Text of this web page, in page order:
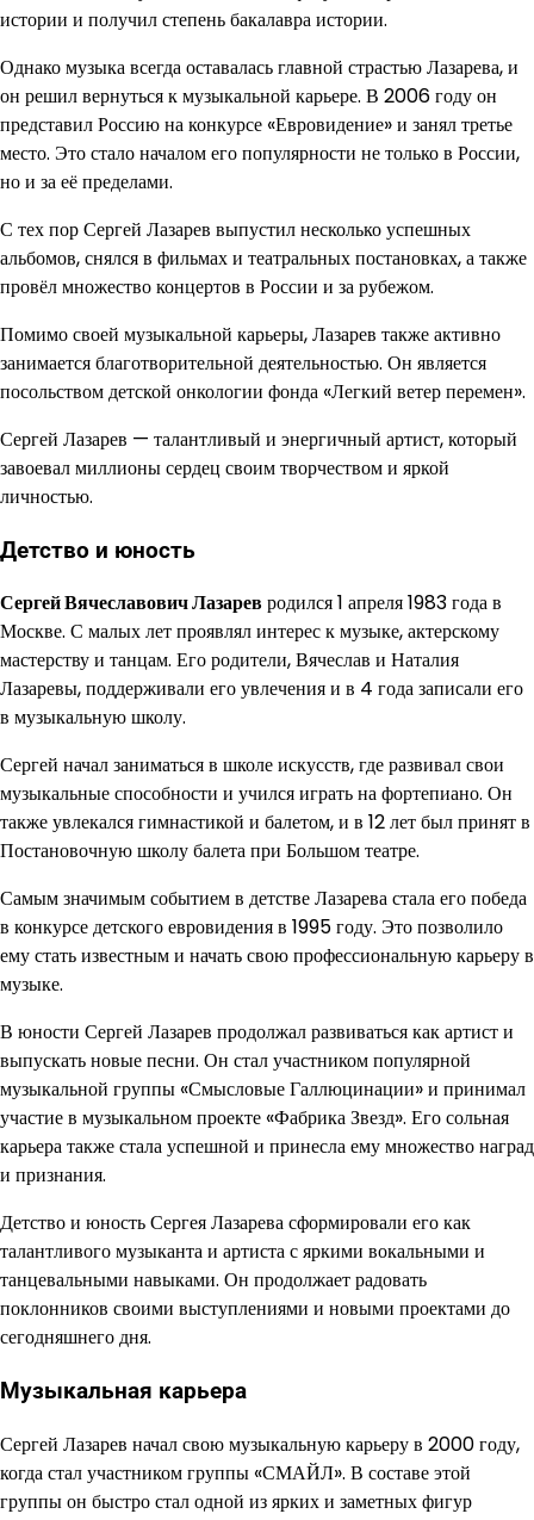
истории и получил степень бакалавра истории.
Однако музыка всегда оставалась главной страстью Лазарева, и
он решил вернуться к музыкальной карьере. В 2006 году он
представил Россию на конкурсе «Евровидение» и занял третье
место. Это стало началом его популярности не только в России,
но и за её пределами.
С тех пор Сергей Лазарев выпустил несколько успешных
альбомов, снялся в фильмах и театральных постановках, а также
провёл множество концертов в России и за рубежом.
Помимо своей музыкальной карьеры, Лазарев также активно
занимается благотворительной деятельностью. Он является
посольством детской онкологии фонда «Легкий ветер перемен».
Сергей Лазарев — талантливый и энергичный артист, который
завоевал миллионы сердец своим творчеством и яркой
личностью.
Детство и юность
Сергей Вячеславович Лазаревродился 1 апреля 1983 года в
Москве. С малых лет проявлял интерес к музыке, актерскому
мастерству и танцам. Его родители, Вячеслав и Наталия
Лазаревы, поддерживали его увлечения и в 4 года записали его
в музыкальную школу.
Сергей начал заниматься в школе искусств, где развивал свои
музыкальные способности и учился играть на фортепиано. Он
также увлекался гимнастикой и балетом, и в 12 лет был принят в
Постановочную школу балета при Большом театре.
Самым значимым событием в детстве Лазарева стала его победа
в конкурсе детского евровидения в 1995 году. Это позволило
ему стать известным и начать свою профессиональную карьеру в
музыке.
В юности Сергей Лазарев продолжал развиваться как артист и
выпускать новые песни. Он стал участником популярной
музыкальной группы «Смысловые Галлюцинации» и принимал
участие в музыкальном проекте «Фабрика Звезд». Его сольная
карьера также стала успешной и принесла ему множество наград
и признания.
Детство и юность Сергея Лазарева сформировали его как
талантливого музыканта и артиста с яркими вокальными и
танцевальными навыками. Он продолжает радовать
поклонников своими выступлениями и новыми проектами до
сегодняшнего дня.
Музыкальная карьера
Сергей Лазарев начал свою музыкальную карьеру в 2000 году,
когда стал участником группы «СМАЙЛ». В составе этой
группы он быстро стал одной из ярких и заметных фигур